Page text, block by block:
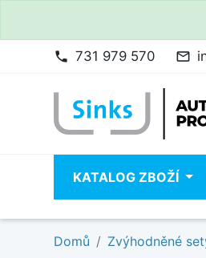
phone 731 979 570 mail_outline
KATALOG ZBOŽÍ
Domů Zvýhodněné